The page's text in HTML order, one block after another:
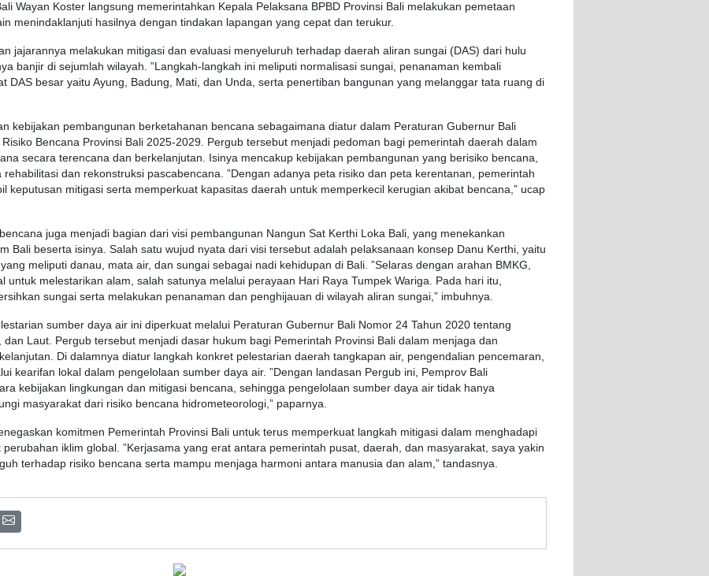
Wayan Koster langsung memerintahkan Kepala Pelaksana BPBD Provinsi Bali melakukan pemetaan
menindaklanjuti hasilnya dengan tindakan lapangan yang cepat dan terukur.
jajarannya melakukan mitigasi dan evaluasi menyeluruh terhadap daerah aliran sungai (DAS) dari hulu
banjir di sejumlah wilayah. ”Langkah- langkah ini meliputi normalisasi sungai, penanaman kembali
DAS besar yaitu Ayung, Badung, Mati, dan Unda, serta penertiban bangunan yang melanggar tata ruang di
kebijakan pembangunan berketahanan bencana sebagaimana diatur dalam Peraturan Gubernur Bali
Risiko Bencana Provinsi Bali 2025-2029. Pergub tersebut menjadi pedoman bagi pemerintah daerah dalam
secara terencana dan berkelanjutan. Isinya mencakup kebijakan pembangunan yang berisiko bencana,
rehabilitasi dan rekonstruksi pascabencana. ”Dengan adanya peta risiko dan peta kerentanan, pemerintah
keputusan mitigasi serta memperkuat kapasitas daerah untuk memperkecil kerugian akibat bencana,” ucap
bencana juga menjadi bagian dari visi pembangunan Nangun Sat Kerthi Loka Bali, yang menekankan
Bali beserta isinya. Salah satu wujud nyata dari visi tersebut adalah pelaksanaan konsep Danu Kerthi, yaitu
meliputi danau, mata air, dan sungai sebagai nadi kehidupan di Bali. ”Selaras dengan arahan BMKG,
untuk melestarikan alam, salah satunya melalui perayaan Hari Raya Tumpek Wariga. Pada hari itu,
sungai serta melakukan penanaman dan penghijauan di wilayah aliran sungai,” imbuhnya.
sumber daya air ini diperkuat melalui Peraturan Gubernur Bali Nomor 24 Tahun 2020 tentang
dan Laut. Pergub tersebut menjadi dasar hukum bagi Pemerintah Provinsi Bali dalam menjaga dan
. Di dalamnya diatur langkah konkret pelestarian daerah tangkapan air, pengendalian pencemaran,
kearifan lokal dalam pengelolaan sumber daya air. ”Dengan landasan Pergub ini, Pemprov Bali
kebijakan lingkungan dan mitigasi bencana, sehingga pengelolaan sumber daya air tidak hanya
masyarakat dari risiko bencana hidrometeorologi,” paparnya.
komitmen Pemerintah Provinsi Bali untuk terus memperkuat langkah mitigasi dalam menghadapi
perubahan iklim global. ”Kerjasama yang erat antara pemerintah pusat, daerah, dan masyarakat, saya yakin
terhadap risiko bencana serta mampu menjaga harmoni antara manusia dan alam,” tandasnya.